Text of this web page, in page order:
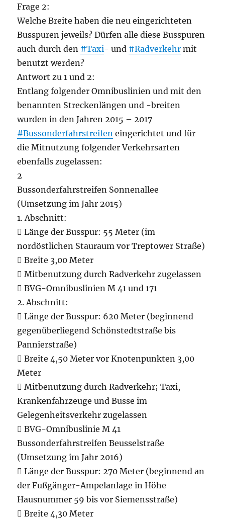
Frage 2:
Welche Breite haben die neu eingerichteten
Busspuren jeweils? Dürfen alle diese Busspuren
auch durch den #Taxi- und #Radverkehr mit
benutzt werden?
Antwort zu 1 und 2:
Entlang folgender Omnibuslinien und mit den
benannten Streckenlängen und -breiten
wurden in den Jahren 2015 – 2017
#Bussonderfahrstreifen eingerichtet und für
die Mitnutzung folgender Verkehrsarten
ebenfalls zugelassen:
2
Bussonderfahrstreifen Sonnenallee
(Umsetzung im Jahr 2015)
1. Abschnitt:
 Länge der Busspur: 55 Meter (im
nordöstlichen Stauraum vor Treptower Straße)
 Breite 3,00 Meter
 Mitbenutzung durch Radverkehr zugelassen
 BVG-Omnibuslinien M 41 und 171
2. Abschnitt:
 Länge der Busspur: 620 Meter (beginnend
gegenüberliegend Schönstedtstraße bis
Pannierstraße)
 Breite 4,50 Meter vor Knotenpunkten 3,00
Meter
 Mitbenutzung durch Radverkehr; Taxi,
Krankenfahrzeuge und Busse im
Gelegenheitsverkehr zugelassen
 BVG-Omnibuslinie M 41
Bussonderfahrstreifen Beusselstraße
(Umsetzung im Jahr 2016)
 Länge der Busspur: 270 Meter (beginnend an
der Fußgänger-Ampelanlage in Höhe
Hausnummer 59 bis vor Siemensstraße)
 Breite 4,30 Meter